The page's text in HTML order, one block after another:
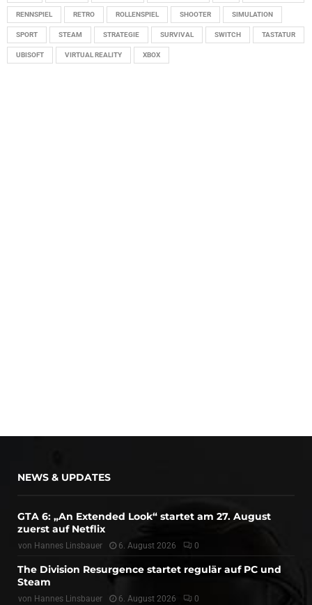
RENNSPIEL RETRO ROLLENSPIEL SHOOTER SIMULATION
SPORT STEAM STRATEGIE SURVIVAL SWITCH TASTATUR
UBISOFT VIRTUAL REALITY XBOX
NEWS & UPDATES
GTA 6: „An Extended Look“ startet am 27. August
zuerst auf Netflix
von Hannes Linsbauer 6. August 2026 0
The Division Resurgence startet regulär auf PC und
Steam
von Hannes Linsbauer 6. August 2026 0